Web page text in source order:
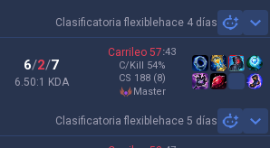
Clasificatoria flexiblehace 4 días
6/2/7
6.50:1 KDA
Carrileo 57:43
C/Kill 54%
CS 188 (8)
master
Clasificatoria flexiblehace 5 días